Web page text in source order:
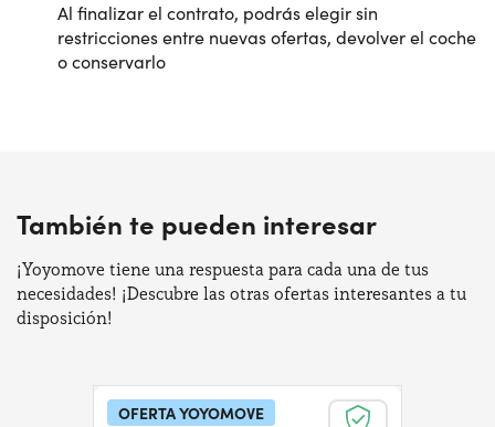
Al finalizar el contrato, podrás elegir sin
restricciones entre nuevas ofertas, devolver el coche
o conservarlo
También te pueden interesar
¡Yoyomove tiene una respuesta para cada una de tus
necesidades! ¡Descubre las otras ofertas interesantes a tu
disposición!
OFERTA YOYOMOVE